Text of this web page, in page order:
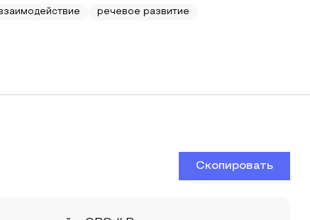
речевое развитие
Скопировать